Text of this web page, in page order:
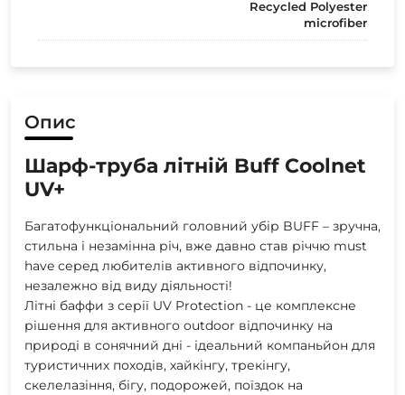
Recycled Polyester
microfiber
Опис
Шарф-труба літній Buff Coolnet
UV+
Багатофункціональний головний убір BUFF – зручна,
стильна і незамінна річ, вже давно став річчю must
have серед любителів активного відпочинку,
незалежно від виду діяльності!
Літні баффи з серії UV Protection - це комплексне
рішення для активного outdoor відпочинку на
природі в сонячний дні - ідеальний компаньйон для
туристичних походів, хайкінгу, трекінгу,
скелелазіння, бігу, подорожей, поїздок на